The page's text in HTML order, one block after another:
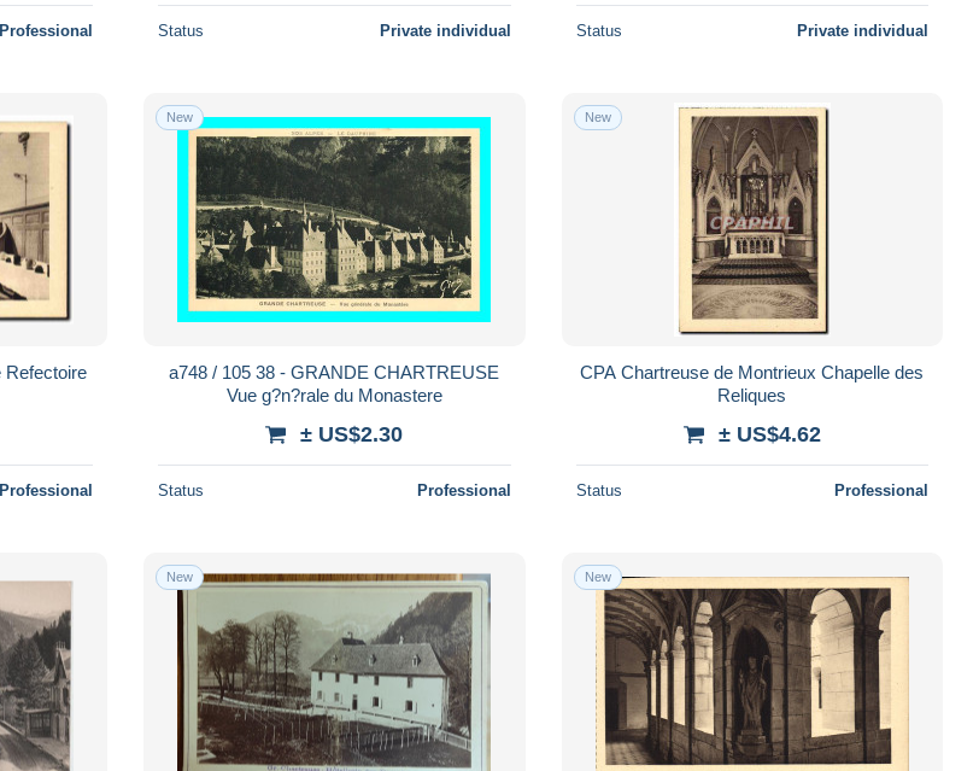
Professional Status Private individual Status Private individual
Refectoire
Professional
New
a748 / 105 38 - GRANDE CHARTREUSE
Vue g?n?rale du Monastere
± US$2.30
Status Professional
New
CPA Chartreuse de Montrieux Chapelle des
Reliques
± US$4.62
Status Professional
New New